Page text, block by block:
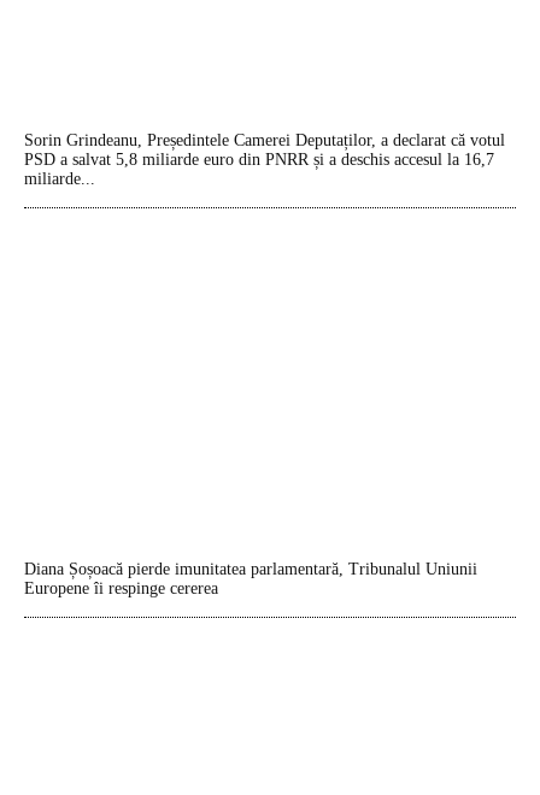
Sorin Grindeanu, Președintele Camerei Deputaților, a declarat că votul
PSD a salvat 5,8 miliarde euro din PNRR și a deschis accesul la 16,7
miliarde...
Diana Șoșoacă pierde imunitatea parlamentară, Tribunalul Uniunii
Europene îi respinge cererea